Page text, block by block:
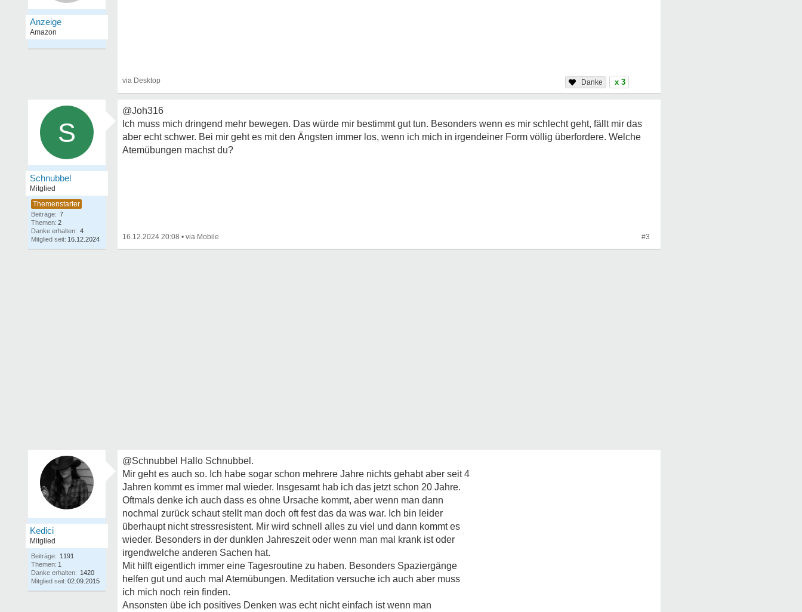
x 3
S
Schnubbel
Mitglied
Beiträge: 7
Themen: 2
Danke erhalten: 4
Mitglied seit: 16.12.2024
@Joh316
Ich muss mich dringend mehr bewegen. Das würde mir bestimmt gut tun. Besonders wenn es mir schlecht geht, fällt mir das
aber echt schwer. Bei mir geht es mit den Ängsten immer los, wenn ich mich in irgendeiner Form völlig überfordere. Welche
Atemübungen machst du?
16.12.2024 20:08 • #3
Kedici
Mitglied
Beiträge: 1191
Themen: 1
Danke erhalten: 1420
Mitglied seit: 02.09.2015
@Schnubbel Hallo Schnubbel.
Mir geht es auch so. Ich habe sogar schon mehrere Jahre nichts gehabt aber seit 4
Jahren kommt es immer mal wieder. Insgesamt hab ich das jetzt schon 20 Jahre.
Oftmals denke ich auch dass es ohne Ursache kommt, aber wenn man dann
nochmal zurück schaut stellt man doch oft fest das da was war. Ich bin leider
überhaupt nicht stressresistent. Mir wird schnell alles zu viel und dann kommt es
wieder. Besonders in der dunklen Jahreszeit oder wenn man mal krank ist oder
irgendwelche anderen Sachen hat.
Mit hilft eigentlich immer eine Tagesroutine zu haben. Besonders Spaziergänge
helfen gut und auch mal Atemübungen. Meditation versuche ich auch aber muss
ich mich noch rein finden.
Ansonsten übe ich positives Denken was echt nicht einfach ist wenn man